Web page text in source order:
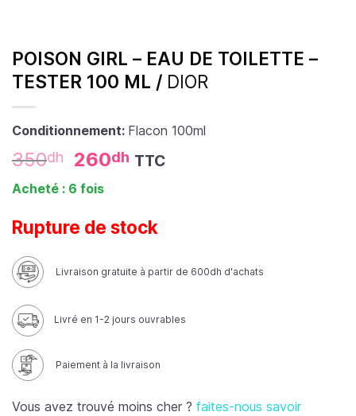
POISON GIRL – EAU DE TOILETTE –
TESTER 100 ML / DIOR
Conditionnement: Flacon 100ml
350dh 260dh TTC
Acheté : 6 fois
Rupture de stock
Livraison gratuite à partir de 600dh d'achats
Livré en 1-2 jours ouvrables
Paiement à la livraison
Vous avez trouvé moins cher ? faites-nous savoir